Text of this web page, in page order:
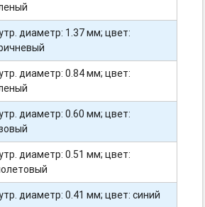
диаметр: 1.37 мм; цвет:
диаметр: 0.84 мм; цвет:
диаметр: 0.60 мм; цвет:
диаметр: 0.51 мм; цвет:
диаметр: 0.41 мм; цвет: синий